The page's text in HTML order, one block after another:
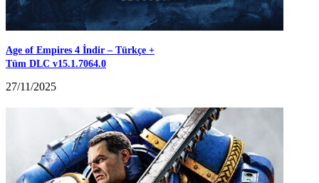
Age of Empires 4 İndir – Türkçe +
Tüm DLC v15.1.7064.0
27/11/2025